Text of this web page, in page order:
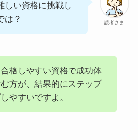
読者さま
しい資格に挑戦し
は？
合格しやすい資格で成功体
方が、結果的にステップ
やすいですよ。